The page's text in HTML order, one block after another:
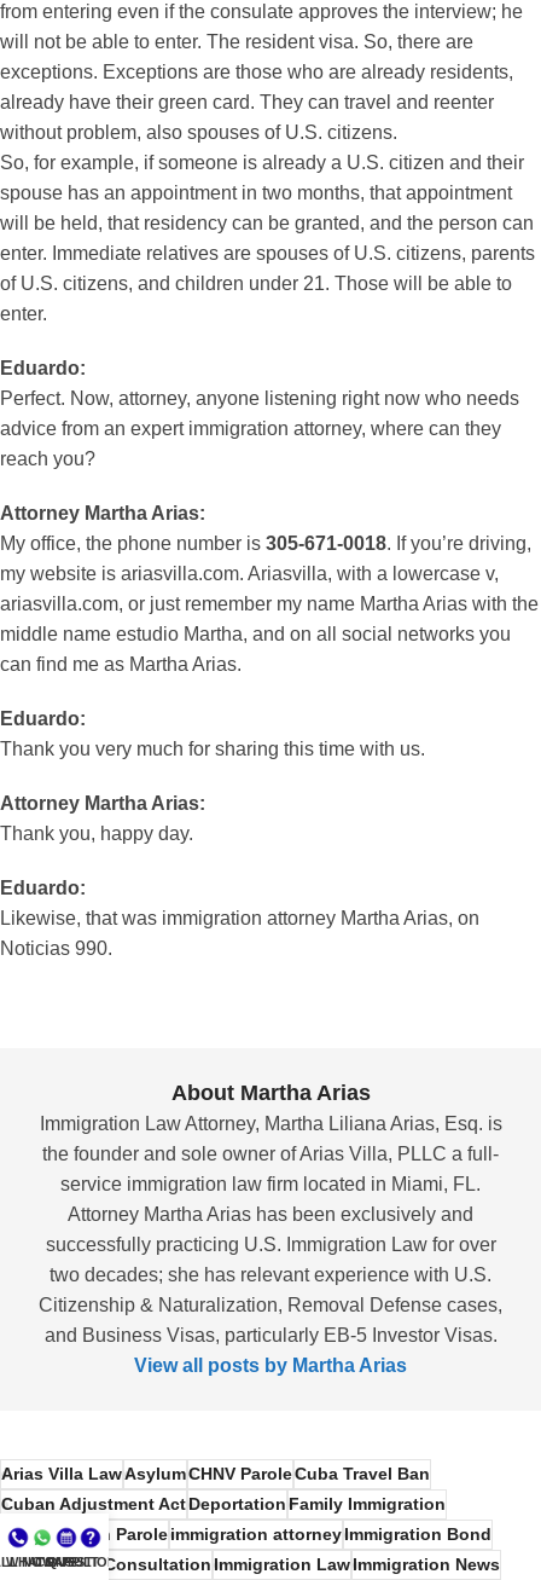
from entering even if the consulate approves the interview; he
will not be able to enter. The resident visa. So, there are
exceptions. Exceptions are those who are already residents,
already have their green card. They can travel and reenter
without problem, also spouses of U.S. citizens.
So, for example, if someone is already a U.S. citizen and their
spouse has an appointment in two months, that appointment
will be held, that residency can be granted, and the person can
enter. Immediate relatives are spouses of U.S. citizens, parents
of U.S. citizens, and children under 21. Those will be able to
enter.
Eduardo:
Perfect. Now, attorney, anyone listening right now who needs
advice from an expert immigration attorney, where can they
reach you?
Attorney Martha Arias:
My office, the phone number is 305-671-0018. If you’re driving,
my website is ariasvilla.com. Ariasvilla, with a lowercase v,
ariasvilla.com, or just remember my name Martha Arias with the
middle name estudio Martha, and on all social networks you
can find me as Martha Arias.
Eduardo:
Thank you very much for sharing this time with us.
Attorney Martha Arias:
Thank you, happy day.
Eduardo:
Likewise, that was immigration attorney Martha Arias, on
Noticias 990.
About Martha Arias
Immigration Law Attorney, Martha Liliana Arias, Esq. is
the founder and sole owner of Arias Villa, PLLC a full-
service immigration law firm located in Miami, FL.
Attorney Martha Arias has been exclusively and
successfully practicing U.S. Immigration Law for over
two decades; she has relevant experience with U.S.
Citizenship & Naturalization, Removal Defense cases,
and Business Visas, particularly EB-5 Investor Visas.
View all posts by Martha Arias
Arias Villa LawAsylumCHNV ParoleCuba Travel Ban
Cuban Adjustment ActDeportationFamily Immigration
Humanitarian Paroleimmigration attorneyImmigration Bond
Immigration ConsultationImmigration LawImmigration News
NOW
WHATSAPP
CONSULT
QUESTIONS?